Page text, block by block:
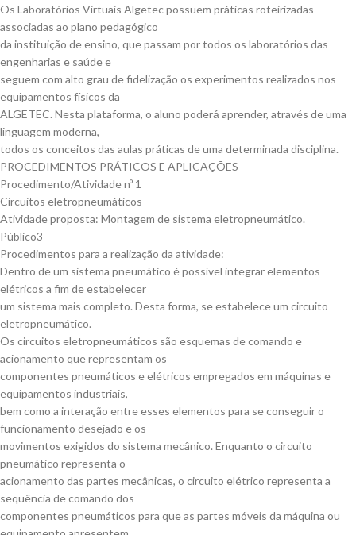
Os Laboratórios Virtuais Algetec possuem práticas roteirizadas
associadas ao plano pedagógico
da instituição de ensino, que passam por todos os laboratórios das
engenharias e saúde e
seguem com alto grau de fidelização os experimentos realizados nos
equipamentos físicos da
ALGETEC. Nesta plataforma, o aluno poderá́ aprender, através de uma
linguagem moderna,
todos os conceitos das aulas práticas de uma determinada disciplina.
PROCEDIMENTOS PRÁTICOS E APLICAÇÕES
Procedimento/Atividade nº 1
Circuitos eletropneumáticos
Atividade proposta: Montagem de sistema eletropneumático.
Público3
Procedimentos para a realização da atividade:
Dentro de um sistema pneumático é possível integrar elementos
elétricos a fim de estabelecer
um sistema mais completo. Desta forma, se estabelece um circuito
eletropneumático.
Os circuitos eletropneumáticos são esquemas de comando e
acionamento que representam os
componentes pneumáticos e elétricos empregados em máquinas e
equipamentos industriais,
bem como a interação entre esses elementos para se conseguir o
funcionamento desejado e os
movimentos exigidos do sistema mecânico. Enquanto o circuito
pneumático representa o
acionamento das partes mecânicas, o circuito elétrico representa a
sequência de comando dos
componentes pneumáticos para que as partes móveis da máquina ou